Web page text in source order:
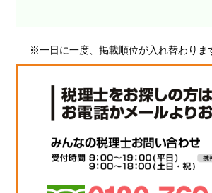
※一日に一度、掲載順位が入れ替わりま